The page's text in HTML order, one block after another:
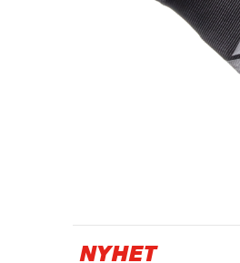
Olje- och
NYHET